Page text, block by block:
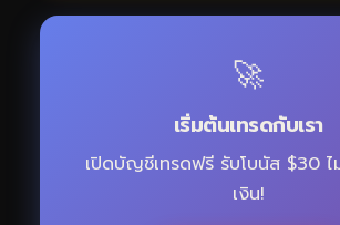
🚀
เริ่มต้นเทรดกับเรา
เปิดบัญชีเทรดฟรี รับโบนัส $30
เงิน!